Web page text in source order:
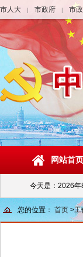
市人大 | 市政府 | 市
网站首页
今天是： 2026年
您的位置： 首页 >工